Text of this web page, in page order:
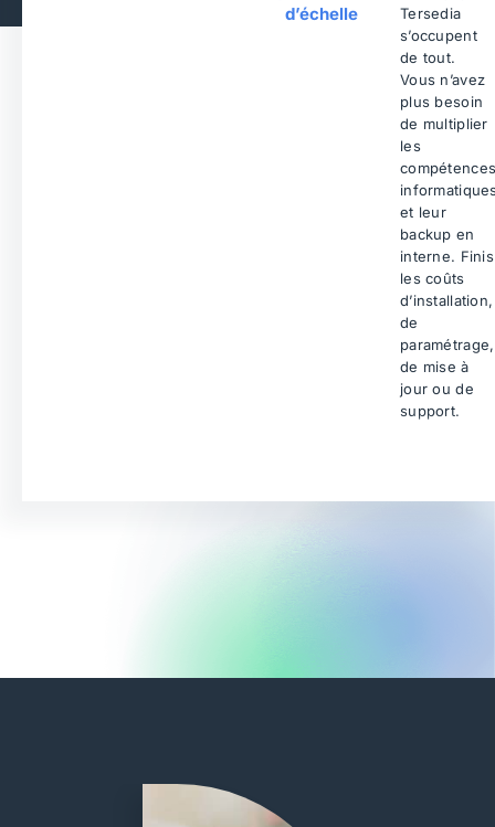
d’échelle
Tersedia
s’occupent
de tout.
Vous n’avez
plus besoin
de multiplier
les
et leur
backup en
interne. Finis
les coûts
d’installation,
de
paramétrage,
de mise à
jour ou de
support.